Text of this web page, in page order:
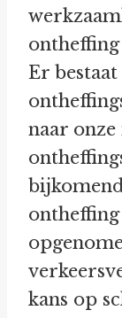
Er
naar onze
kans op